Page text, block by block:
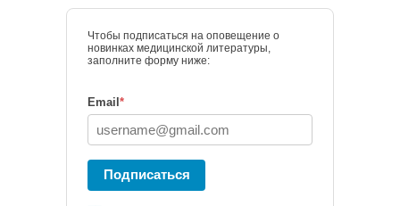
Чтобы подписаться на оповещение о
новинках медицинской литературы,
заполните форму ниже:
Email *
Подписаться